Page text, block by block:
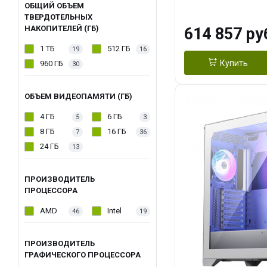
ОБЩИЙ ОБЪЕМ
ТВЕРДОТЕЛЬНЫХ
НАКОПИТЕЛЕЙ (ГБ)
1 ТБ 19 512 ГБ 16
960 ГБ 30
ОБЪЕМ ВИДЕОПАМЯТИ (ГБ)
4 ГБ 5 6 ГБ 3
8 ГБ 7 16 ГБ 36
24 ГБ 13
ПРОИЗВОДИТЕЛЬ
ПРОЦЕССОРА
AMD 46 Intel 19
ПРОИЗВОДИТЕЛЬ
ГРАФИЧЕСКОГО ПРОЦЕССОРА
Turbo/ 1 ТБ
614 857
Купить